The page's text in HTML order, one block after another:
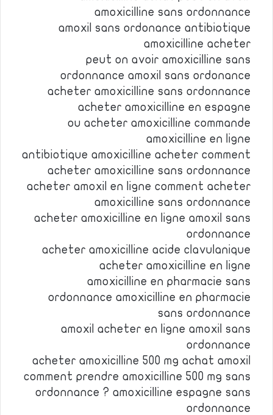
amoxicilline sans ordonnance
amoxil sans ordonance antibiotique
amoxicilline acheter
peut on avoir amoxicilline sans
ordonnance amoxil sans ordonance
acheter amoxicilline sans ordonnance
acheter amoxicilline en espagne
ou acheter amoxicilline commande
amoxicilline en ligne
antibiotique amoxicilline acheter comment
acheter amoxicilline sans ordonnance
acheter amoxil en ligne comment acheter
amoxicilline sans ordonnance
acheter amoxicilline en ligne amoxil sans
ordonnance
acheter amoxicilline acide clavulanique
acheter amoxicilline en ligne
amoxicilline en pharmacie sans
ordonnance amoxicilline en pharmacie
sans ordonnance
amoxil acheter en ligne amoxil sans
ordonnance
acheter amoxicilline 500 mg achat amoxil
comment prendre amoxicilline 500 mg sans
ordonnance ? amoxicilline espagne sans
ordonnance